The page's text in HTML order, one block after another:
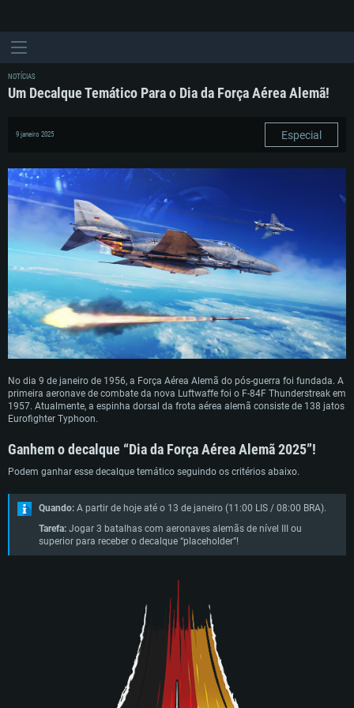
REQUERIMENTOS DE SISTEMA
NOTÍCIAS
Um Decalque Temático Para o Dia da Força Aérea Alemã!
9 janeiro 2025 Especial
No dia 9 de janeiro de 1956, a Força Aérea Alemã do pós-guerra foi fundada. A
primeira aeronave de combate da nova Luftwaffe foi o F-84F Thunderstreak em
1957. Atualmente, a espinha dorsal da frota aérea alemã consiste de 138 jatos
Eurofighter Typhoon.
Ganhem o decalque “Dia da Força Aérea Alemã 2025”!
Podem ganhar esse decalque temático seguindo os critérios abaixo.
Quando: A partir de hoje até o 13 de janeiro (11:00 LIS / 08:00 BRA).
Tarefa: Jogar 3 batalhas com aeronaves alemãs de nível III ou
superior para receber o decalque “placeholder”!